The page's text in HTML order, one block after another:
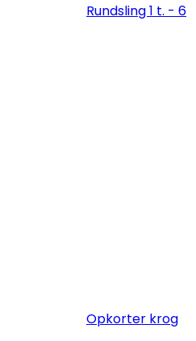
Rundsling 1 t. - 6
Opkorter krog